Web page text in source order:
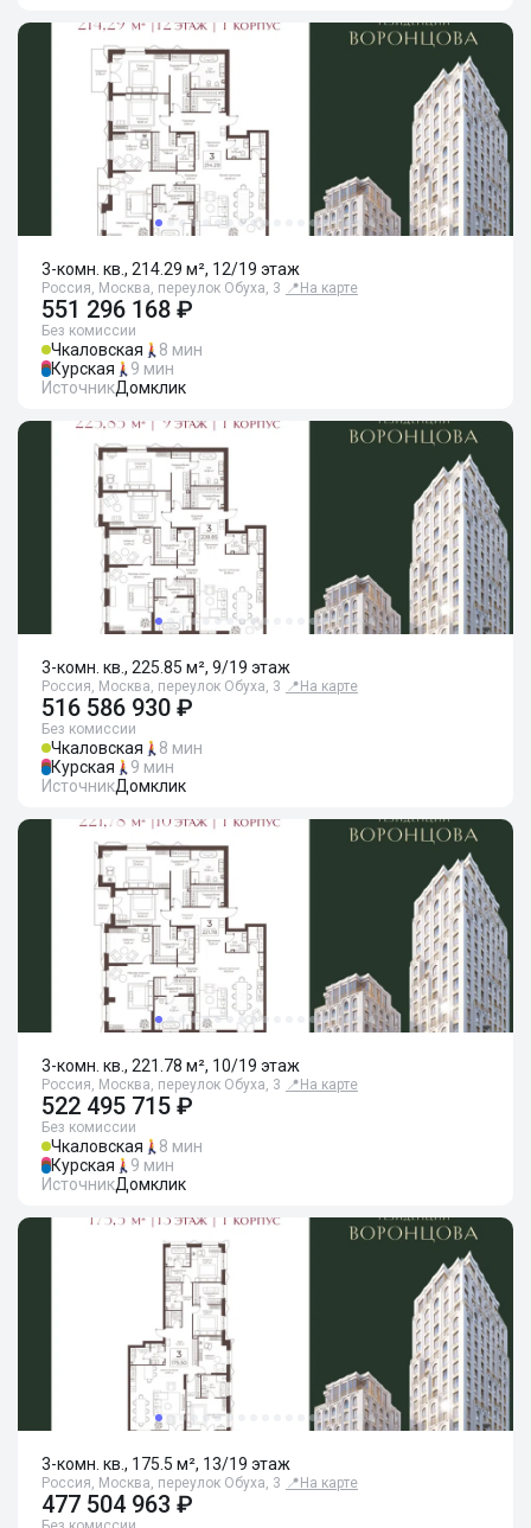
3-комн. кв., 214.29 м², 12/19 этаж
Россия, Москва, переулок Обуха, 3 📍 На карте
551 296 168 ₽
Без комиссии
Чкаловская
8 мин
Курская
9 мин
ИсточникДомклик
3-комн. кв., 225.85 м², 9/19 этаж
Россия, Москва, переулок Обуха, 3 📍 На карте
516 586 930 ₽
Без комиссии
Чкаловская
8 мин
Курская
9 мин
ИсточникДомклик
3-комн. кв., 221.78 м², 10/19 этаж
Россия, Москва, переулок Обуха, 3 📍 На карте
522 495 715 ₽
Без комиссии
Чкаловская
8 мин
Курская
9 мин
ИсточникДомклик
3-комн. кв., 175.5 м², 13/19 этаж
Россия, Москва, переулок Обуха, 3 📍 На карте
477 504 963 ₽